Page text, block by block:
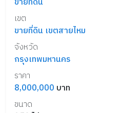
เขต
ขายที่ดิน เขตสายไหม
จังหวัด
กรุงเทพมหานคร
ราคา
8,000,000 บาท
ขนาด